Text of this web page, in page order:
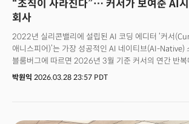
“조직이 사라진다”… 커서가 보여준 AI
회사
2022년 실리콘밸리에 설립된 AI 코딩 에디터 ‘커서
애니스피어)’는 가장 성공적인 AI 네이티브(AI-Native)
블룸버그에 따르면 2026년 3월 기준 커서의 연간 반복
20억달러(약 3조원)를 돌파했다. 3개월 만에 두 배로 뛴
1억달러를 달성, 전환율 36%를 기록했다는 점도 경이
박원익 2026.03.28 23:57 PDT